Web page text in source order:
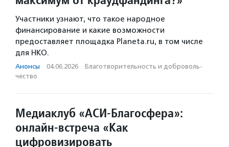
Участники узнают, что такое народное
финансирование и какие возможности
предоставляет площадка Planeta.ru, в том числе
для НКО.
Анонсы · 04.06.2026 · Благотвори­тель­ность и доброволь­
чест­во
Медиаклуб «АСИ-Благосфера»:
онлайн-встреча «Как
цифровизировать